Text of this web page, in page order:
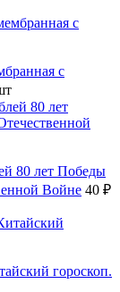
с
80 лет Победы
Войне 40 ₽
гороскоп.